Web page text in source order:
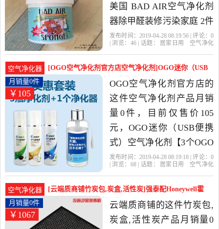
美国 BAD AIR空气净化剂
器除甲醛装修污染家庭 2件
包邮是2019年小兵全球精
比很高的空气净化剂，由
广东 深圳发货。
发布时间：2019-04-28 08:19:56 | 评论： 0
| 浏览： 46| 话题： 居家日用
空气净化
空气净化器
[OGO空气净化剂官方店空气净化剂]OGO迷你（USB
便携式）空气净化剂月销量0件仅售105元
￥105
月销量0件
OGO空气净化剂官方店的
这件空气净化剂产品月销
量0件，目前仅售价105
元，OGO迷你（USB便携
式）空气净化剂【3个OGO
净化剂+1个OGO净化器】
官方店精选居家日用当中
性价比很高的空气净化
剂，由北京发货。
发布时间：2019-04-28 08:19:18 | 评论： 0
| 浏览： 68| 话题： 居家日用
空气净化
空气净化器
[云端质商铺竹炭包,炭盒,活性炭]强泰配Honeywell霍
尼韦尔KJ月销量0件仅售1067元
￥1067
月销量0件
云端质商铺的这件竹炭包,
炭盒,活性炭产品月销量0